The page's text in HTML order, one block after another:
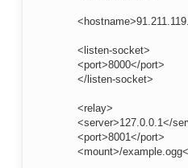
<listen-socket>
<port>8000</port>
</listen-socket>
<relay>
<server>127.0.0.1</
<port>8001</port>
<mount>/